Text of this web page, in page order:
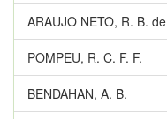
ARAUJO NETO, R. B. de
POMPEU, R. C. F. F.
BENDAHAN, A. B.